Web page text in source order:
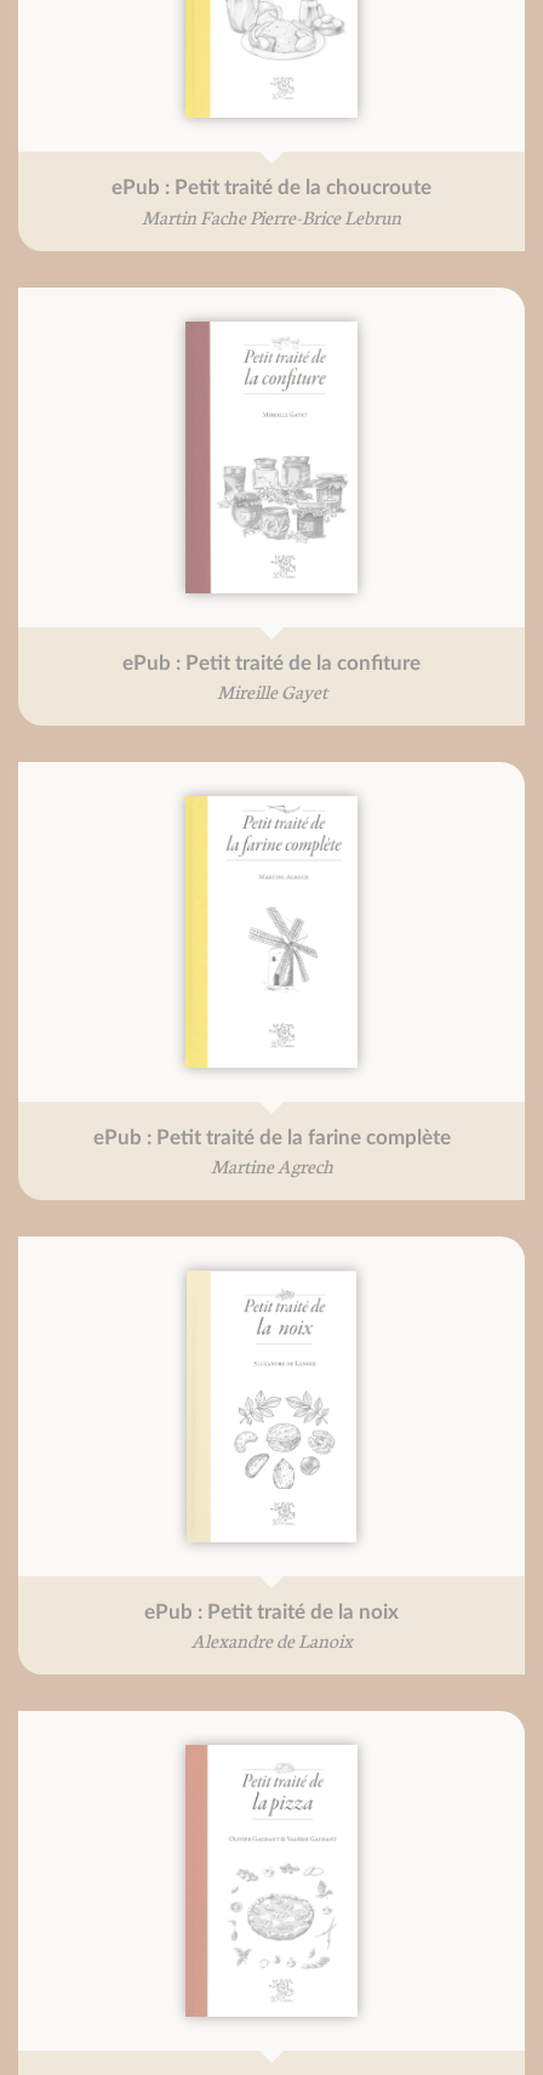
ePub : Petit traité de la choucroute
Martin Fache Pierre-Brice Lebrun
ePub : Petit traité de la confiture
Mireille Gayet
ePub : Petit traité de la farine complète
Martine Agrech
ePub : Petit traité de la noix
Alexandre de Lanoix